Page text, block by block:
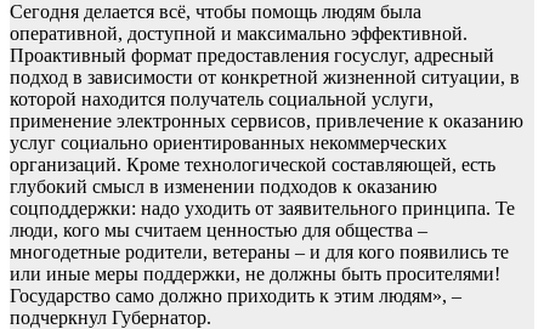
Сегодня делается всё, чтобы помощь людям была
оперативной, доступной и максимально эффективной.
Проактивный формат предоставления госуслуг, адресный
подход в зависимости от конкретной жизненной ситуации, в
которой находится получатель социальной услуги,
применение электронных сервисов, привлечение к оказанию
услуг социально ориентированных некоммерческих
организаций. Кроме технологической составляющей, есть
глубокий смысл в изменении подходов к оказанию
соцподдержки: надо уходить от заявительного принципа. Те
люди, кого мы считаем ценностью для общества –
многодетные родители, ветераны – и для кого появились те
или иные меры поддержки, не должны быть просителями!
Государство само должно приходить к этим людям», –
подчеркнул Губернатор.